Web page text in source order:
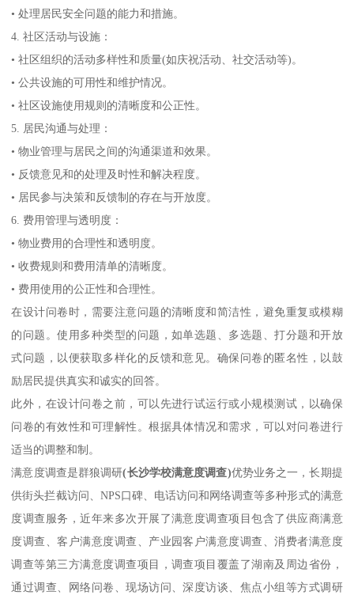
• 处理居民安全问题的能力和措施。
4. 社区活动与设施：
• 社区组织的活动多样性和质量(如庆祝活动、社交活动等)。
• 公共设施的可用性和维护情况。
• 社区设施使用规则的清晰度和公正性。
5. 居民沟通与处理：
• 物业管理与居民之间的沟通渠道和效果。
• 反馈意见和的处理及时性和解决程度。
• 居民参与决策和反馈制的存在与开放度。
6. 费用管理与透明度：
• 物业费用的合理性和透明度。
• 收费规则和费用清单的清晰度。
• 费用使用的公正性和合理性。
在设计问卷时，需要注意问题的清晰度和简洁性，避免重复或模糊
的问题。使用多种类型的问题，如单选题、多选题、打分题和开放
式问题，以便获取多样化的反馈和意见。确保问卷的匿名性，以鼓
励居民提供真实和诚实的回答。
此外，在设计问卷之前，可以先进行试运行或小规模测试，以确保
问卷的有效性和可理解性。根据具体情况和需求，可以对问卷进行
适当的调整和制。
满意度调查是群狼调研(长沙学校满意度调查)优势业务之一，长期提
供街头拦截访问、NPS口碑、电话访问和网络调查等多种形式的满意
度调查服务，近年来多次开展了满意度调查项目包含了供应商满意
度调查、客户满意度调查、产业园客户满意度调查、消费者满意度
调查等第三方满意度调查项目，调查项目覆盖了湖南及周边省份，
通过调查、网络问卷、现场访问、深度访谈、焦点小组等方式调研